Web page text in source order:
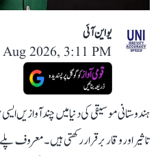
یو این آئی
2026, 3:11 PM
ہندوستانی موسیقی کی دنیا میں چند آوازیں
تاثیر اور وقار برقرار رکھتی ہیں۔ معروف